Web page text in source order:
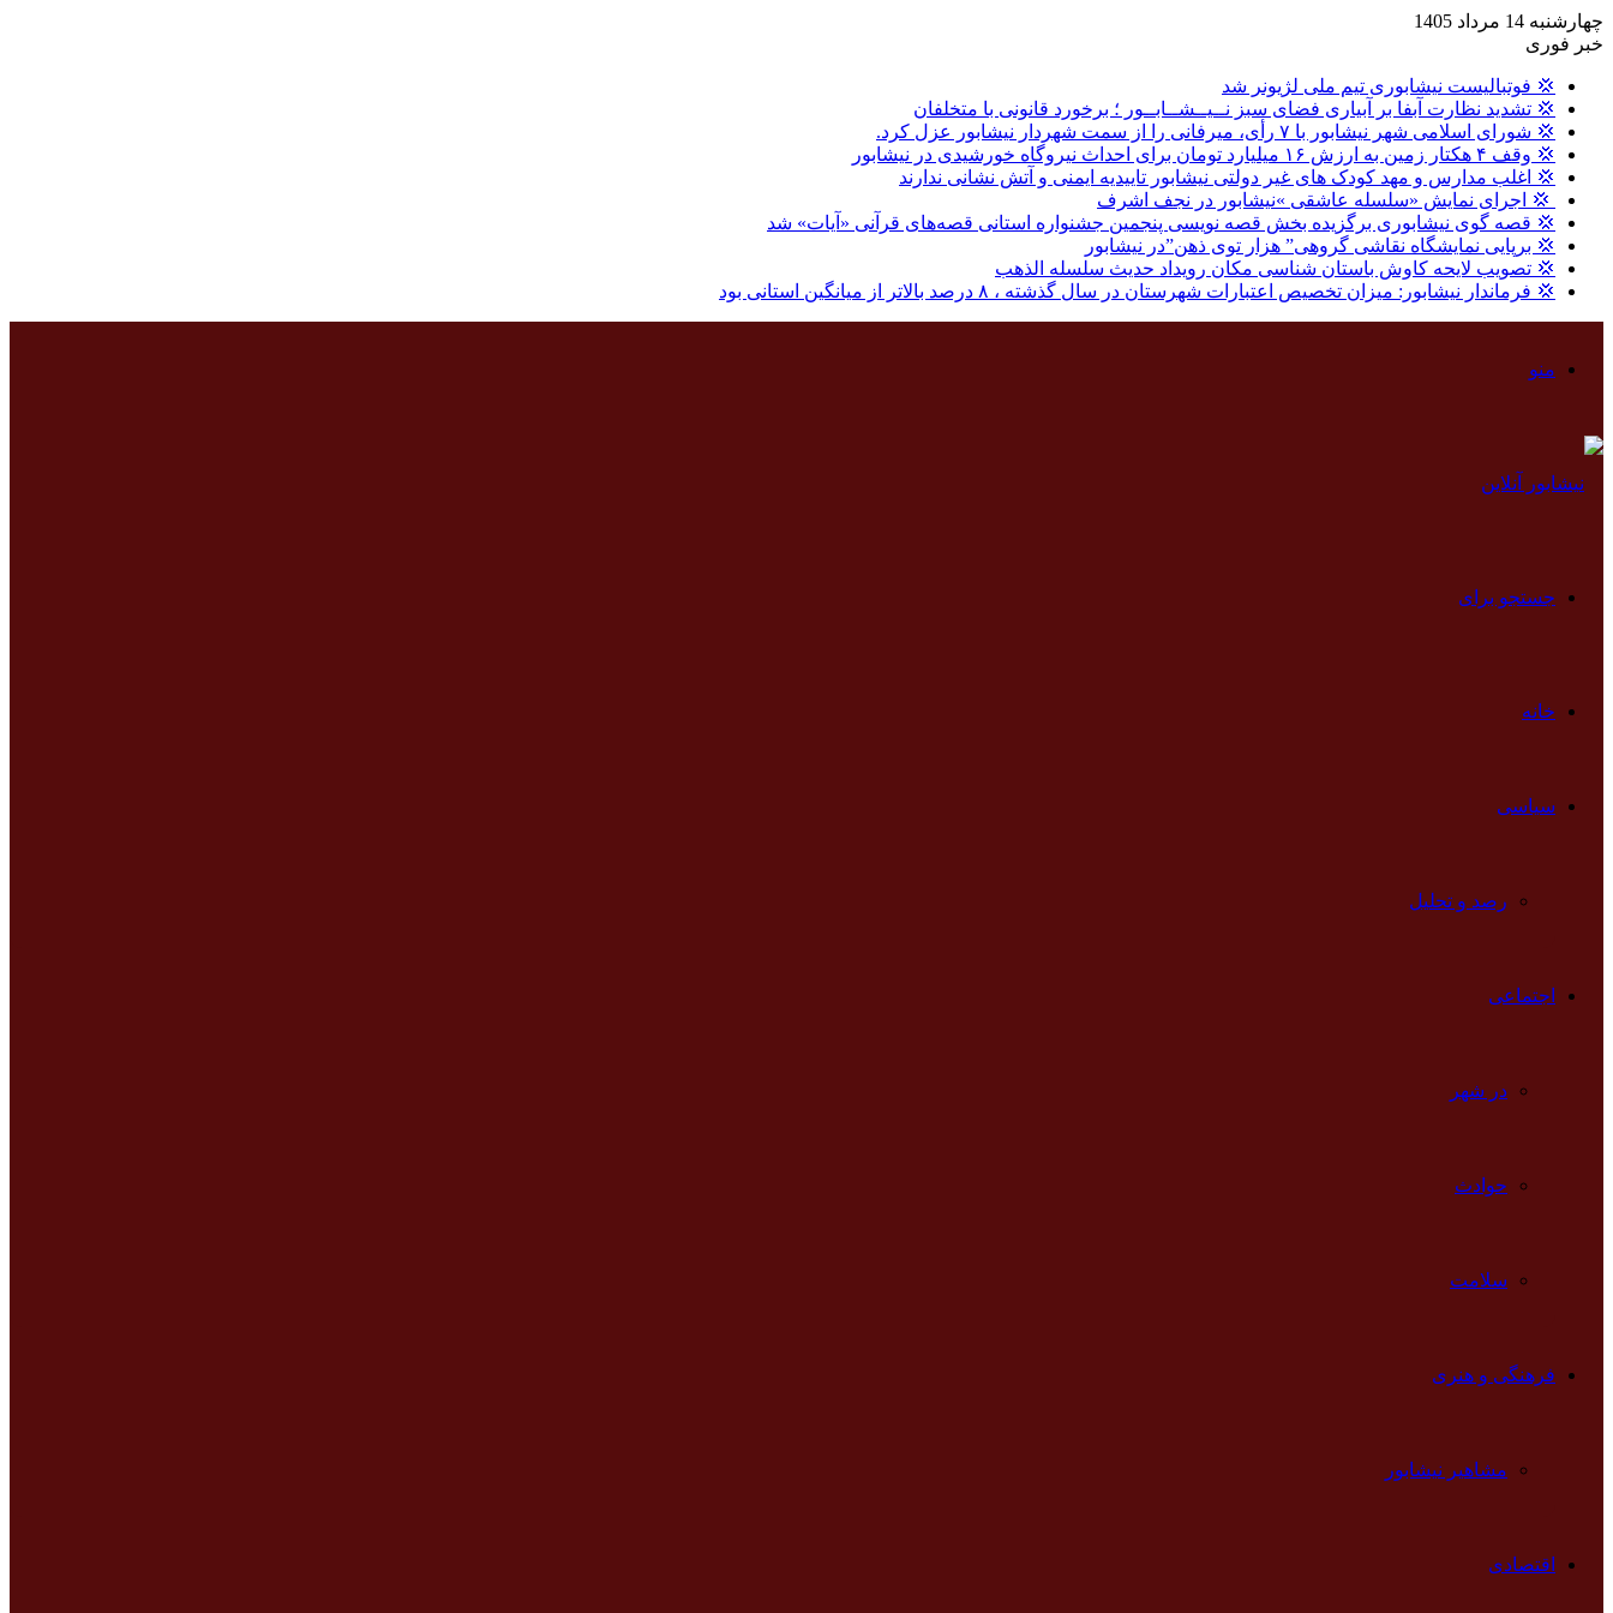
چهارشنبه 14 مرداد 1405
خبر فوری
💢 فوتبالیست نیشابوری تیم ملی لژیونر شد
💢 تشدید نظارت آبفا بر آبیاری فضای سبز نــیــشــابــور ؛ برخورد قانونی با متخلفان
💢 شورای اسلامی شهر نیشابور با ۷ رأی، میرفانی را از سمت شهردار نیشابور عزل کرد.
💢 وقف ۴ هکتار زمین به ارزش ۱۶ میلیارد تومان برای احداث نیروگاه خورشیدی در نیشابور
💢 اغلب مدارس و مهد کودک های غیر دولتی نیشابور تاییدیه ایمنی و آتش نشانی ندارند
‍ 💢 اجرای نمایش «سلسله عاشقی »نیشابور در نجف اشرف
💢 قصه گوی نیشابوری برگزیده بخش قصه نویسی پنجمین جشنواره استانی قصه‌های قرآنی «آیات» شد
💢 برپایی نمایشگاه نقاشی گروهی” هزار توی ذهن”در نیشابور
💢 تصویب لایحه کاوش باستان شناسی مکان رویداد حدیث سلسله الذهب
💢 فرماندار نیشابور: میزان تخصیص اعتبارات شهرستان در سال گذشته ، ۸ درصد بالاتر از میانگین استانی بود
منو
جستجو برای
خانه
سیاسی
رصد و تحلیل
اجتماعی
در شهر
حوادث
سلامت
فرهنگی و هنری
مشاهیر نیشابور
اقتصادی